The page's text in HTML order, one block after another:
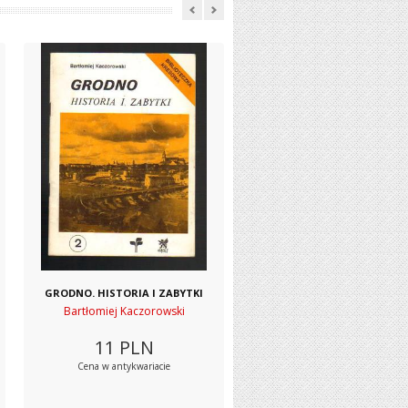
GRODNO. HISTORIA I ZABYTKI
Bartłomiej Kaczorowski
11 PLN
Cena w antykwariacie